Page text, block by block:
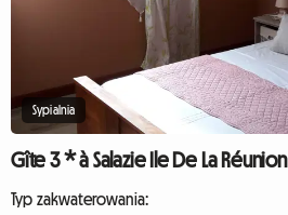
Sypialnia
Gîte 3 * à Salazie Ile De La Réunion
Typ zakwaterowania: